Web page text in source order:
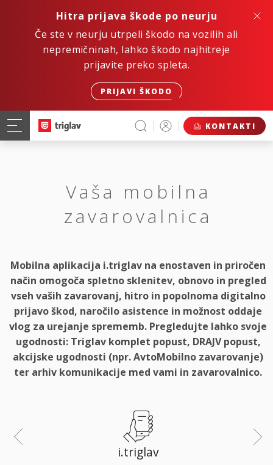
Hitra prijava škode po neurju
Če ste v neurju utrpeli škodo na vozilih ali
nepremičninah, lahko škodo najhitreje
prijavite preko spleta.
PRIJAVI ŠKODO
KONTAKTI
Vaša mobilna
zavarovalnica
Mobilna aplikacija i.triglav na enostaven in priročen
način omogoča spletno sklenitev, obnovo in pregled
vseh vaših zavarovanj, hitro in popolnoma digitalno
prijavo škod, naročilo asistence in možnost oddaje
vlog za urejanje sprememb. Pregledujte lahko svoje
ugodnosti: Triglav komplet popust, DRAJV popust,
akcijske ugodnosti (npr. AvtoMobilno zavarovanje)
ter arhiv komunikacije med vami in zavarovalnico.
i.triglav